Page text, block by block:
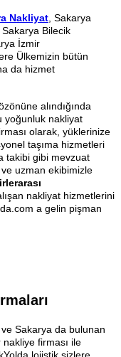
Nakliyat , Sakarya
, Sakarya Bilecik
İzmir
Ülkemizin bütün
da hizmet
alındığında
yoğunluk nakliyat
olarak, yüklerinize
taşıma hizmetleri
takibi gibi mevzuat
uzman ekibimizle
nakliyat hizmetlerini
a gelin pişman
ve Sakarya da bulunan
firması ile